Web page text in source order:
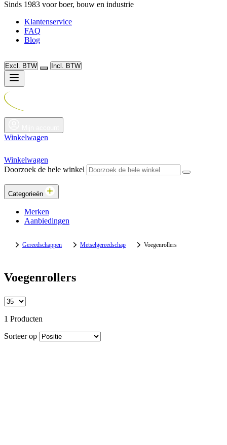
Sinds 1983 voor boer, bouw en industrie
Klantenservice
FAQ
Blog
Excl. BTW Incl. BTW
Winkelwagen
Winkelwagen
Doorzoek de hele winkel
Categorieën
Merken
Aanbiedingen
Gereedschappen Metselgereedschap Voegenrollers
Voegenrollers
1 Producten
Sorteer op